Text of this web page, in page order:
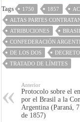
Tags 1750 1857
ALTAS PARTES
ATRIBUCIONES
CONFEDERACIÓN
DE LOS DOS
DECRETO
TRATADO DE LÍMITES
Anterior
Protocolo sobre el
por el Brasil a la
Argentina (Paraná,
de 1857)